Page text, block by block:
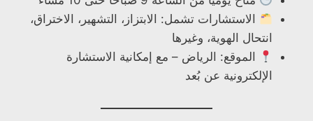
الاستشارات تشمل: الابتزاز، التشهير، الاختراق،
انتحال الهوية، وغيرها
الموقع: الرياض – مع إمكانية الاستشارة
الإلكترونية عن بُعد